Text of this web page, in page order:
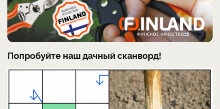
Попробуйте наш дачный сканворд!